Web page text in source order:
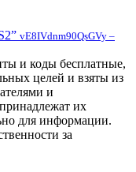
vE8IVdnm90QsGVy –
и коды бесплатные,
целей и взяты из
и
их
для информации.
за